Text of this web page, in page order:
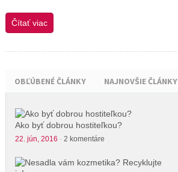
Čítať viac
OBĽÚBENÉ ČLÁNKY NAJNOVŠIE ČLÁNKY
Ako byť dobrou hostiteľkou?
22. jún, 2016 · 2 komentáre